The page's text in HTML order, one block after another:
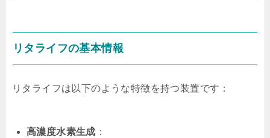
リタライフの基本情報
リタライフは以下のような特徴を持つ装置です：
高濃度水素生成 ：